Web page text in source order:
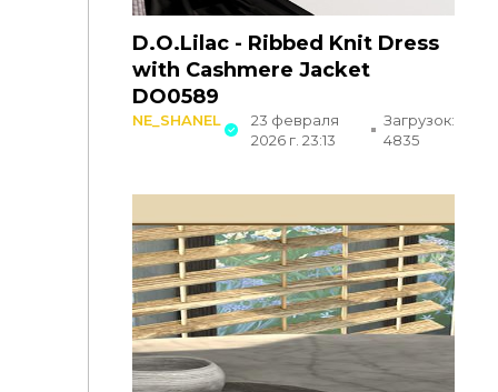
D.O.Lilac - Ribbed Knit Dress
with Cashmere Jacket
DO0589
NE_SHANEL
23 февраля
2026 г. 23:13
Загрузок:
4835